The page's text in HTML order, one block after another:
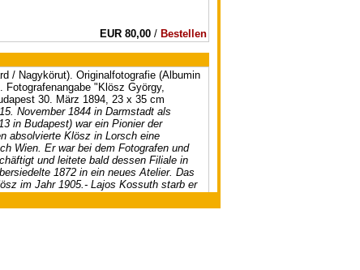
EUR 80,00 / Bestellen
/ Nagykörut). Originalfotografie (Albumin
"Klösz György,
30. März 1894, 23 x 35 cm
November 1844 in Darmstadt als
in Budapest) war ein Pionier der
absolvierte Klösz in Lorsch eine
Wien. Er war bei dem Fotografen und
und leitete bald dessen Filiale in
1872 in ein neues Atelier. Das
im Jahr 1905.- Lajos Kossuth starb er
großen Menschenmenge beigesetzt